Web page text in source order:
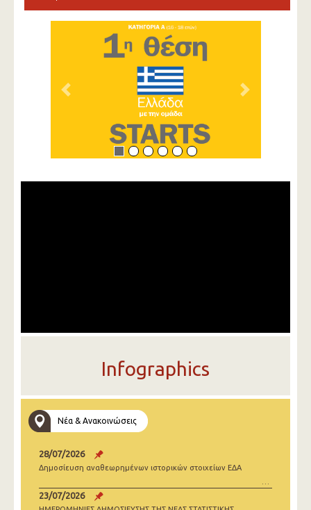
Previous Next
Infographics
Νέα & Ανακοινώσεις
28/07/2026
Δημοσίευση αναθεωρημένων ιστορικών στοιχείων ΕΔΑ
23/07/2026